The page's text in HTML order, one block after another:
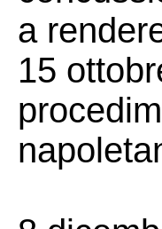
a
15